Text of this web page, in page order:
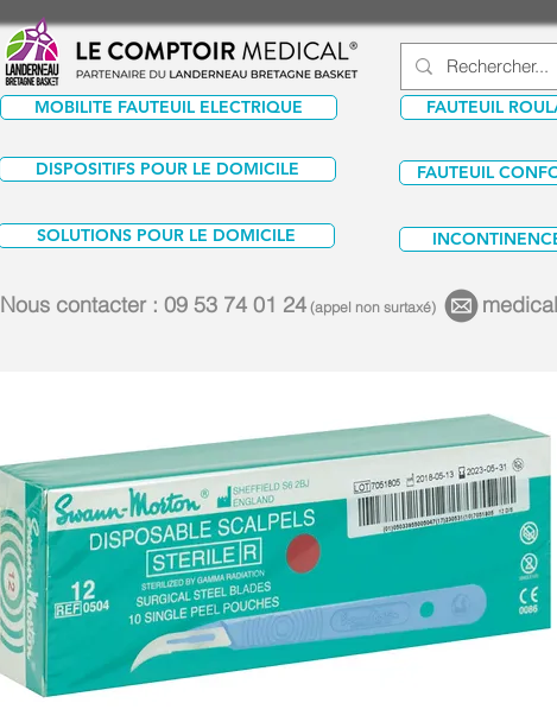
MOBILITE FAUTEUIL ELECTRIQUE FAUTEUIL
DISPOSITIFS POUR LE DOMICILE FAUTEUIL
Nous contacter : 09 53 74 01 24 (appel non surtaxé)
SOLUTIONS POUR LE DOMICILE